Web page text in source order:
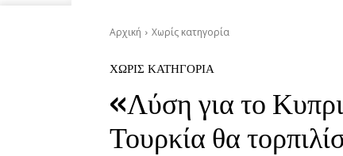
Αρχική Χωρίς κατηγορία
ΧΩΡΊΣ ΚΑΤΗΓΟΡΊΑ
«Λύση για το
Τουρκία θα